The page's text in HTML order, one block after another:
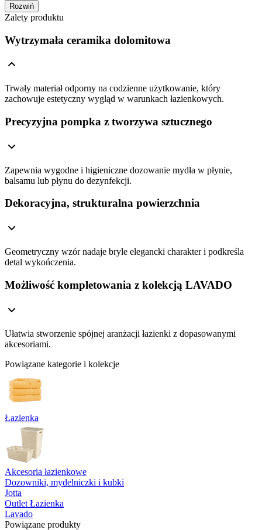
Rozwiń
Zalety produktu
Wytrzymała ceramika dolomitowa
Trwały materiał odporny na codzienne użytkowanie, który
zachowuje estetyczny wygląd w warunkach łazienkowych.
Precyzyjna pompka z tworzywa sztucznego
Zapewnia wygodne i higieniczne dozowanie mydła w płynie,
balsamu lub płynu do dezynfekcji.
Dekoracyjna, strukturalna powierzchnia
Geometryczny wzór nadaje bryle elegancki charakter i podkreśla
detal wykończenia.
Możliwość kompletowania z kolekcją LAVADO
Ułatwia stworzenie spójnej aranżacji łazienki z dopasowanymi
akcesoriami.
Powiązane kategorie i kolekcje
Łazienka
Akcesoria łazienkowe
Dozowniki, mydelniczki i kubki
Jotta
Outlet Łazienka
Lavado
Powiązane produkty